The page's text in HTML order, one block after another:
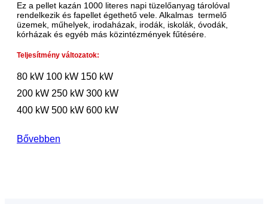
Ez a pellet kazán 1000 literes napi tüzelőanyag tárolóval
rendelkezik és fapellet égethető vele. Alkalmas termelő
üzemek, műhelyek, irodaházak, irodák, iskolák, óvodák,
kórházak és egyéb más közintézmények fűtésére.
Teljesítmény változatok:
80 kW 100 kW 150 kW
200 kW 250 kW 300 kW
400 kW 500 kW 600 kW
Bővebben